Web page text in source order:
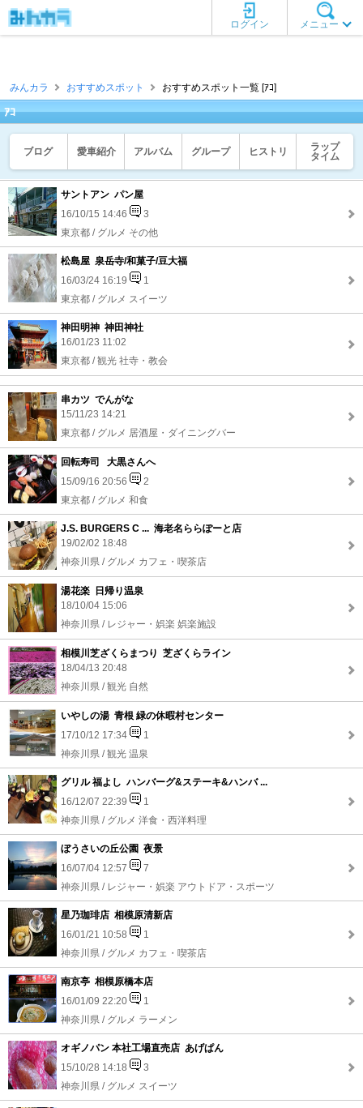
メニュー
ログイン
みんカラ おすすめスポット おすすめスポット一覧 [ｱｺ]
ｱｺ
ブログ 愛車紹介 アルバム グループ ヒストリ
ラップ
タイム
サントアン パン屋
16/10/15 14:46
3
東京都 / グルメ その他
松島屋 泉岳寺/和菓子/豆大福
16/03/24 16:19
1
東京都 / グルメ スイーツ
神田明神 神田神社
16/01/23 11:02
東京都 / 観光 社寺・教会
串カツ でんがな
15/11/23 14:21
東京都 / グルメ 居酒屋・ダイニングバー
回転寿司 大黒さんへ
15/09/16 20:56
2
東京都 / グルメ 和食
J.S. BURGERS C ... 海老名ららぽーと店
19/02/02 18:48
神奈川県 / グルメ カフェ・喫茶店
湯花楽 日帰り温泉
18/10/04 15:06
神奈川県 / レジャー・娯楽 娯楽施設
相模川芝ざくらまつり 芝ざくらライン
18/04/13 20:48
神奈川県 / 観光 自然
いやしの湯 青根 緑の休暇村センター
17/10/12 17:34
1
神奈川県 / 観光 温泉
グリル 福よし ハンバーグ&ステーキ&ハンバ ...
16/12/07 22:39
1
神奈川県 / グルメ 洋食・西洋料理
ぼうさいの丘公園 夜景
16/07/04 12:57
7
神奈川県 / レジャー・娯楽 アウトドア・スポーツ
星乃珈琲店 相模原清新店
16/01/21 10:58
1
神奈川県 / グルメ カフェ・喫茶店
南京亭 相模原橋本店
16/01/09 22:20
1
神奈川県 / グルメ ラーメン
オギノパン 本社工場直売店 あげぱん
15/10/28 14:18
3
神奈川県 / グルメ スイーツ